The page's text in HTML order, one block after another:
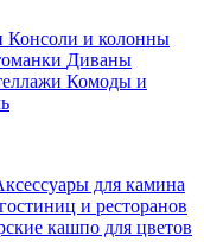
Консоли и колонны
Диваны
Комоды и
для камина
и ресторанов
кашпо для цветов